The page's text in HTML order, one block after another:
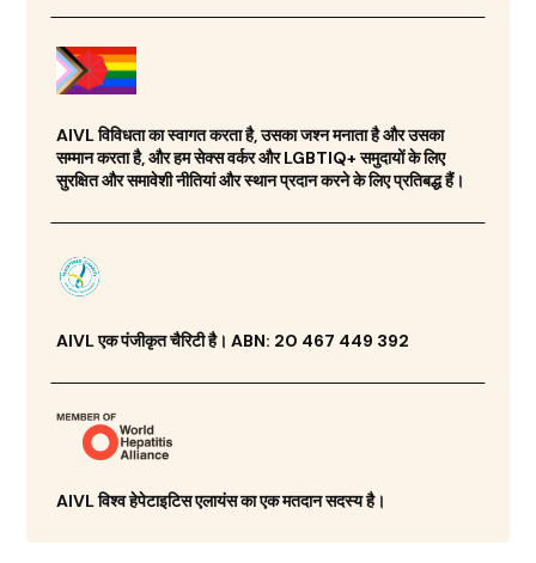
AIVL विविधता का स्वागत करता है, उसका जश्न मनाता है और उसका
सम्मान करता है, और हम सेक्स वर्कर और LGBTIQ+ समुदायों के लिए
सुरक्षित और समावेशी नीतियां और स्थान प्रदान करने के लिए प्रतिबद्ध हैं।
AIVL एक पंजीकृत चैरिटी है। ABN: 20 467 449 392
AIVL विश्व हेपेटाइटिस एलायंस का एक मतदान सदस्य है।